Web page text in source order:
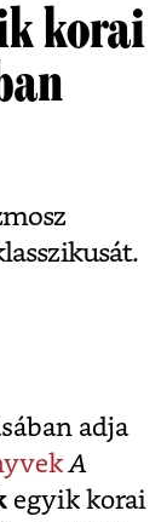
korai
adja
A
egyik korai